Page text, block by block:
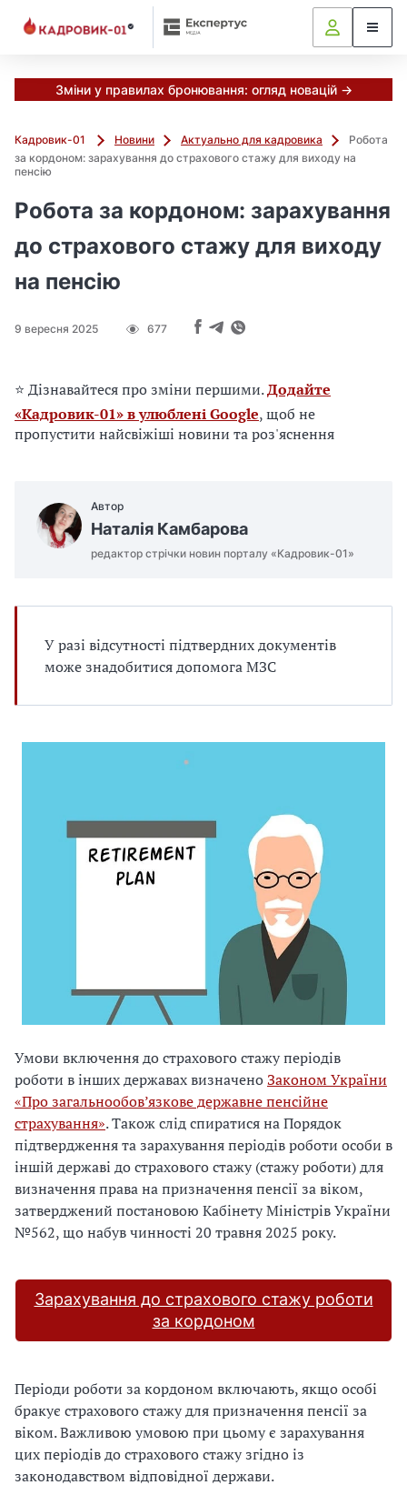
Зміни у правилах бронювання: огляд новацій →
Кадровик-01 Новини Актуально для кадровика
Робота
за кордоном: зарахування до страхового стажу для виходу на
пенсію
Робота за кордоном: зарахування
до страхового стажу для виходу
на пенсію
9 вересня 2025 677
⭐ Дізнавайтеся про зміни першими.Додайте
«Кадровик-01» в улюблені Google, щоб не
пропустити найсвіжіші новини та роз'яснення
Автор
Наталія Камбарова
редактор стрічки новин порталу «Кадровик-01»
У разі відсутності підтвердних документів
може знадобитися допомога МЗС
Умови включення до страхового стажу періодів
роботи в інших державах визначеноЗаконом України
«Про загальнообов’язкове державне пенсійне
страхування». Також слід спиратися на Порядок
підтвердження та зарахування періодів роботи особи в
іншій державі до страхового стажу (стажу роботи) для
визначення права на призначення пенсії за віком,
затверджений постановою Кабінету Міністрів України
№562, що набув чинності 20 травня 2025 року.
Зарахування до страхового стажу роботи
за кордоном
Періоди роботи за кордоном включають, якщо особі
бракує страхового стажу для призначення пенсії за
віком. Важливою умовою при цьому є зарахування
цих періодів до страхового стажу згідно із
законодавством відповідної держави.